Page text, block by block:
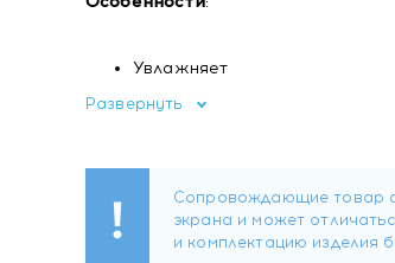
Увлажняет
Дарит гладкость
Подходит для веганов
Состав
Развернуть